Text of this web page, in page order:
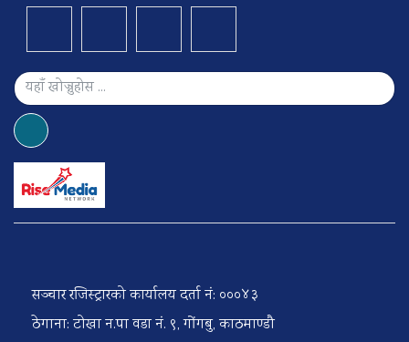
सञ्चार रजिस्ट्रारको कार्यालय दर्ता नं: ०००४३
ठेगाना: टोखा न.पा वडा नं. ९, गोंगबु, काठमाण्डौ